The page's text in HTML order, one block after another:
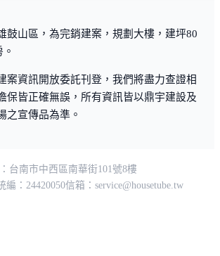
鼓山區，為完銷建案，規劃大樓，建坪80
案資訊開放委託刊登，我們將盡力查證相
保皆正確無誤，所有資訊皆以鼎宇建設及
之宣傳品為準。
台南市中西區南華街101號8樓
編：24420050信箱： service@housetube.tw